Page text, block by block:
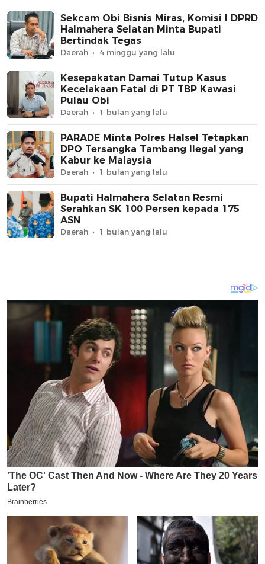
Sekcam Obi Bisnis Miras, Komisi I DPRD
Halmahera Selatan Minta Bupati
Bertindak Tegas
Daerah 4 minggu yang lalu
Kesepakatan Damai Tutup Kasus
Kecelakaan Fatal di PT TBP Kawasi
Pulau Obi
Daerah 1 bulan yang lalu
PARADE Minta Polres Halsel Tetapkan
DPO Tersangka Tambang Ilegal yang
Kabur ke Malaysia
Daerah 1 bulan yang lalu
Bupati Halmahera Selatan Resmi
Serahkan SK 100 Persen kepada 175
ASN
Daerah 1 bulan yang lalu